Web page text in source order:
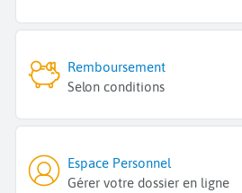
Remboursement
Selon conditions
Espace Personnel
Gérer votre dossier en ligne